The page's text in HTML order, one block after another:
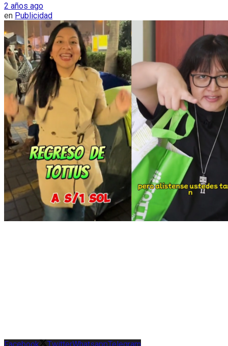
2 años ago
en Publicidad